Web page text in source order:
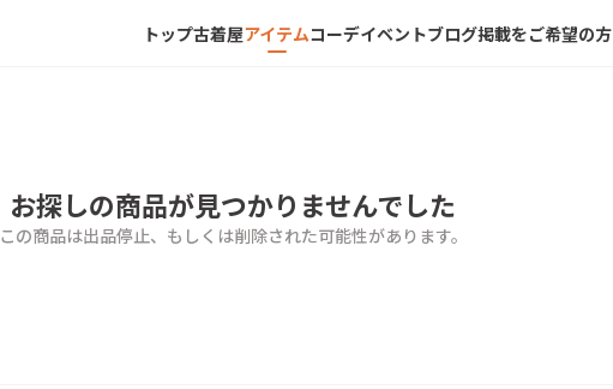
トップ古着屋アイテムコーデイベントブログ掲載をご希望の方
お探しの商品が見つかりませんでした
この商品は出品停止、もしくは削除された可能性があります。